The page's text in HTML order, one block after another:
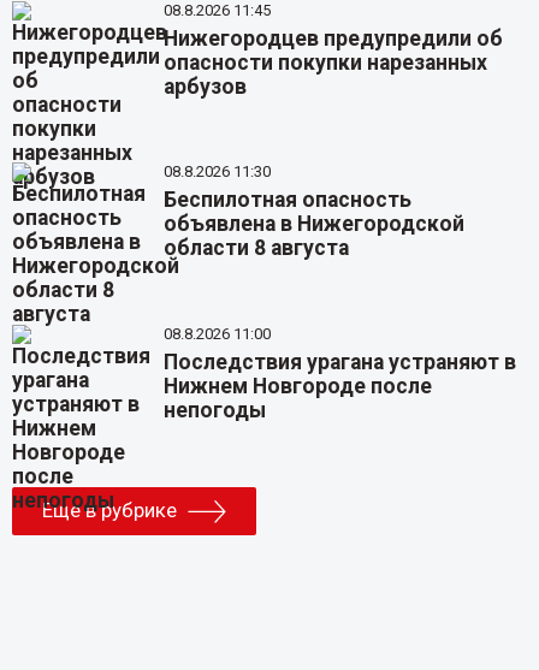
08.8.2026 11:45
Нижегородцев предупредили об
опасности покупки нарезанных
арбузов
08.8.2026 11:30
Беспилотная опасность
объявлена в Нижегородской
области 8 августа
08.8.2026 11:00
Последствия урагана устраняют в
Нижнем Новгороде после
непогоды
Еще в рубрике